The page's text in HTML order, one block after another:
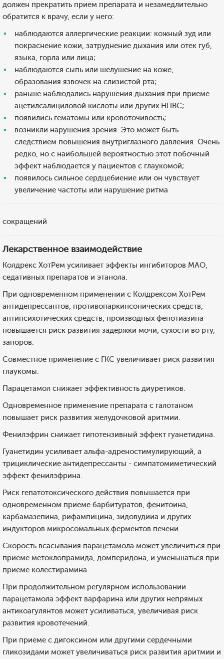
должен прекратить прием препарата и незамедлительно
обратится к врачу, если у него:
наблюдаются аллергические реакции: кожный зуд или
покраснение кожи, затруднение дыхания или отек губ,
языка, горла или лица;
наблюдаются сыпь или шелушение на коже,
образования язвочек на слизистой рта;
раньше наблюдались нарушения дыхания при приеме
ацетилсалициловой кислоты или других НПВС;
появились гематомы или кровоточивость;
возникли нарушения зрения. Это может быть
следствием повышения внутриглазного давления. Очень
редко, но с наибольшей вероятностью этот побочный
эффект наблюдается у пациентов с глаукомой;
появилось сильное сердцебиение или он чувствует
увеличение частоты или нарушение ритма
сокращений
Лекарственное взаимодействие
Колдрекс ХотРем усиливает эффекты ингибиторов МАО,
седативных препаратов и этанола.
При одновременном применении с Колдрексом ХотРем
антидепрессантов, противопаркинсонических средств,
антипсихотических средств, производных фенотиазина
повышается риск развития задержки мочи, сухости во рту,
запоров.
Совместное применение с ГКС увеличивает риск развития
глаукомы.
Парацетамол снижает эффективность диуретиков.
Одновременное применение препарата с галотаном
повышает риск развития желудочковой аритмии.
Фенилэфрин снижает гипотензивный эффект гуанетидина.
Гуанетидин усиливает альфа-адреностимулирующий, а
трициклические антидепрессанты - симпатомиметический
эффект фенилэфрина.
Риск гепатотоксического действия повышается при
одновременном приеме барбитуратов, фенитоина,
карбамазепина, рифампицина, зидовудииа и других
индукторов микросомальных ферментов печени.
Скорость всасывания парацетамола может увеличиться при
приеме метоклопрамида, домперидона, и уменьшаться при
приеме колестирамина.
При продолжительном регулярном использовании
парацетамола эффект варфарина или других непрямых
антикоагулянтов может усиливаться, увеличивая риск
развития кровотечений.
При приеме с дигоксином или другими сердечными
гликозидами может увеличиваться риск развития аритмии и